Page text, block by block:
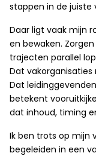
stappen in de juiste
Daar ligt vaak mijn
en bewaken.
trajecten parallel
Dat
Dat
betekent
dat inhoud, timing
Ik ben trots op mijn
begeleiden in een